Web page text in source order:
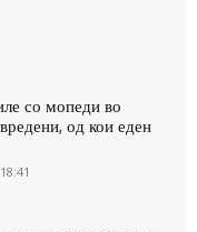
со мопеди во
од кои еден